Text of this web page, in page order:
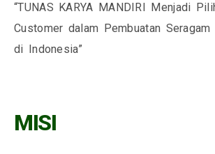
“TUNAS KARYA MANDIRI Menjadi
Customer dalam Pembuatan
di Indonesia”
MISI